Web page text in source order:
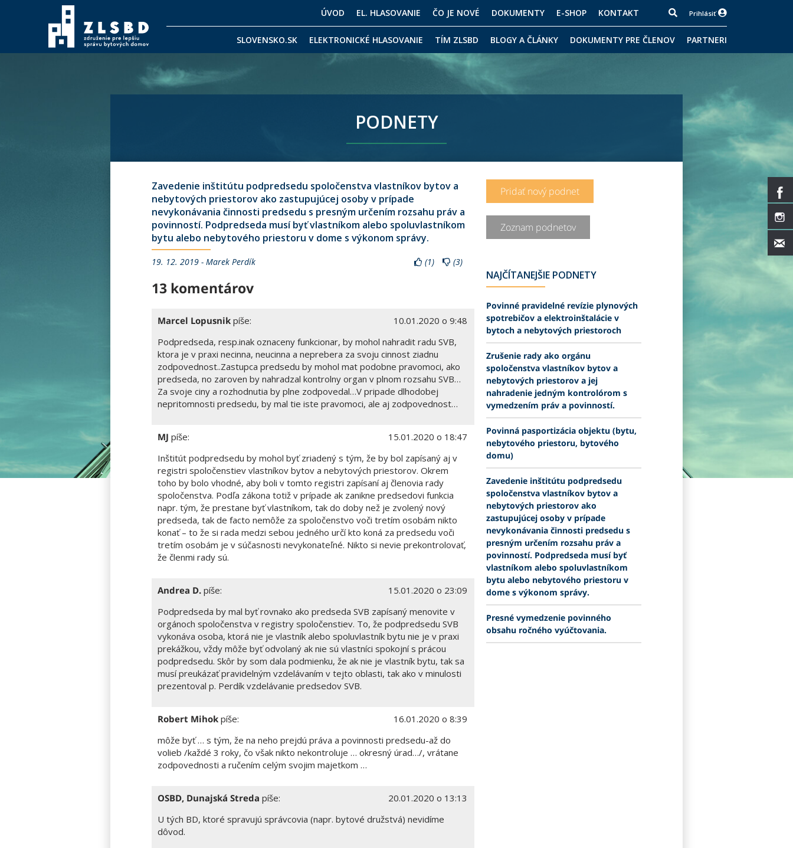
ÚVOD EL. HLASOVANIE ČO JE NOVÉ DOKUMENTY E-SHOP KONTAKT Prihlásiť
SLOVENSKO.SK ELEKTRONICKÉ HLASOVANIE TÍM ZLSBD BLOGY A ČLÁNKY DOKUMENTY PRE ČLENOV PARTNERI
PODNETY
Zavedenie inštitútu podpredsedu spoločenstva vlastníkov bytov a
nebytových priestorov ako zastupujúcej osoby v prípade
nevykonávania činnosti predsedu s presným určením rozsahu práv a
povinností. Podpredseda musí byť vlastníkom alebo spoluvlastníkom
bytu alebo nebytového priestoru v dome s výkonom správy.
19. 12. 2019 - Marek Perdík (1) (3)
13 komentárov
Marcel Lopusnik píše:
10.01.2020 o 9:48
Podpredseda, resp.inak oznaceny funkcionar, by mohol nahradit radu SVB,
ktora je v praxi necinna, neucinna a neprebera za svoju cinnost ziadnu
zodpovednost..Zastupca predsedu by mohol mat podobne pravomoci, ako
predseda, no zaroven by nahradzal kontrolny organ v plnom rozsahu SVB…
Za svoje ciny a rozhodnutia by plne zodpovedal…V pripade dlhodobej
nepritomnosti predsedu, by mal tie iste pravomoci, ale aj zodpovednost…
MJ píše:
15.01.2020 o 18:47
Inštitút podpredsedu by mohol byť zriadený s tým, že by bol zapísaný aj v
registri spoločenstiev vlastníkov bytov a nebytových priestorov. Okrem
toho by bolo vhodné, aby boli v tomto registri zapísaní aj členovia rady
spoločenstva. Podľa zákona totiž v prípade ak zanikne predsedovi funkcia
napr. tým, že prestane byť vlastníkom, tak do doby než je zvolený nový
predseda, tak de facto nemôže za spoločenstvo voči tretím osobám nikto
konať – to že si rada medzi sebou jedného určí kto koná za predsedu voči
tretím osobám je v súčasnosti nevykonateľné. Nikto si nevie prekontrolovať,
že členmi rady sú.
Andrea D. píše:
15.01.2020 o 23:09
Podpredseda by mal byť rovnako ako predseda SVB zapísaný menovite v
orgánoch spoločenstva v registry spoločenstiev. To, že podpredsedu SVB
vykonáva osoba, ktorá nie je vlastník alebo spoluvlastník bytu nie je v praxi
prekážkou, vždy môže byť odvolaný ak nie sú vlastníci spokojní s prácou
podpredsedu. Skôr by som dala podmienku, že ak nie je vlastník bytu, tak sa
musí preukázať pravidelným vzdelávaním v tejto oblasti, tak ako v minulosti
prezentoval p. Perdík vzdelávanie predsedov SVB.
Robert Mihok píše:
16.01.2020 o 8:39
môže byť … s tým, že na neho prejdú práva a povinnosti predsedu-až do
volieb /každé 3 roky, čo však nikto nekontroluje … okresný úrad…/, vrátane
zodpovednosti a ručením celým svojim majetkom …
OSBD, Dunajská Streda píše:
20.01.2020 o 13:13
U tých BD, ktoré spravujú správcovia (napr. bytové družstvá) nevidíme
dôvod.
Pridať nový podnet
Zoznam podnetov
NAJČÍTANEJŠIE PODNETY
Povinné pravidelné revízie plynových
spotrebičov a elektroinštalácie v
bytoch a nebytových priestoroch
Zrušenie rady ako orgánu
spoločenstva vlastníkov bytov a
nebytových priestorov a jej
nahradenie jedným kontrolórom s
vymedzením práv a povinností.
Povinná pasportizácia objektu (bytu,
nebytového priestoru, bytového
domu)
Zavedenie inštitútu podpredsedu
spoločenstva vlastníkov bytov a
nebytových priestorov ako
zastupujúcej osoby v prípade
nevykonávania činnosti predsedu s
presným určením rozsahu práv a
povinností. Podpredseda musí byť
vlastníkom alebo spoluvlastníkom
bytu alebo nebytového priestoru v
dome s výkonom správy.
Presné vymedzenie povinného
obsahu ročného vyúčtovania.